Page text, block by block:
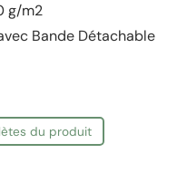
g/m2
Bande Détachable
du produit